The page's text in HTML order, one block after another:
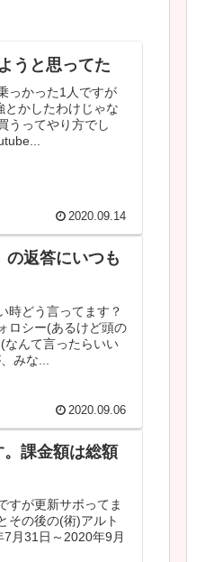
うと思ってた
っかった1人ですが
とかしたわけじゃな
うってやり方でし
2020.09.14
の返答にいつも
時どう言ってます？
ロシー(あるけど頭の
なんて言ったらいい
みな...
2020.09.06
課金額は総額
すが更新サボってま
その後の(術)アルト
月31日～2020年9月